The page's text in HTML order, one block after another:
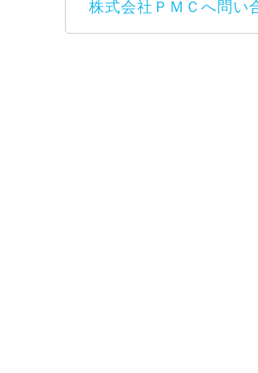
株式会社ＰＭＣへ問い